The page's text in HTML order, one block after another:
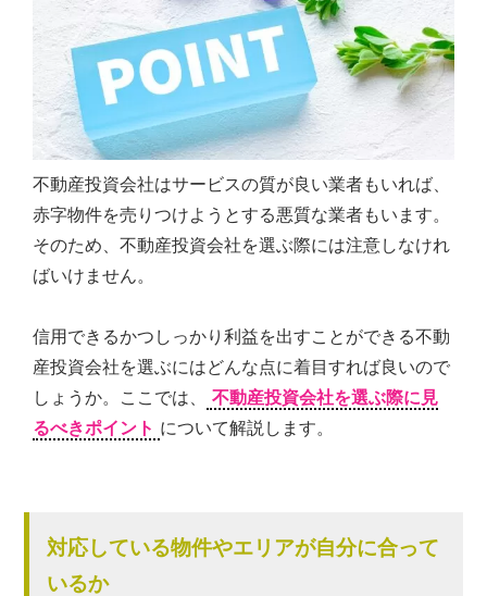
不動産投資会社はサービスの質が良い業者もいれば、
赤字物件を売りつけようとする悪質な業者もいます。
そのため、不動産投資会社を選ぶ際には注意しなけれ
ばいけません。
信用できるかつしっかり利益を出すことができる不動
産投資会社を選ぶにはどんな点に着目すれば良いので
しょうか。ここでは、
不動産投資会社を選ぶ際に見
るべきポイント について解説します。
対応している物件やエリアが自分に合って
いるか